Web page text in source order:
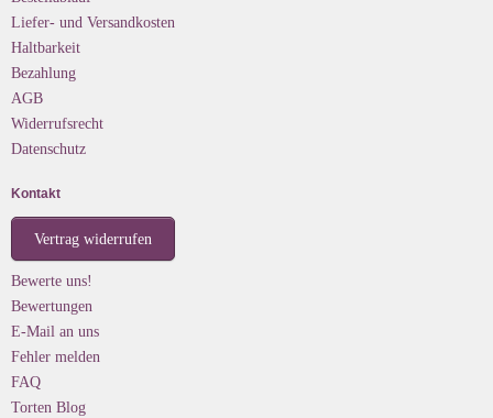
Liefer- und Versandkosten
Haltbarkeit
Bezahlung
AGB
Widerrufsrecht
Datenschutz
Kontakt
Vertrag widerrufen
Bewerte uns!
Bewertungen
E-Mail an uns
Fehler melden
FAQ
Torten Blog